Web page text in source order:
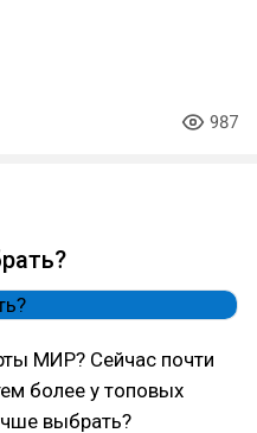
987
МИР? Сейчас почти
более у топовых
выбрать?